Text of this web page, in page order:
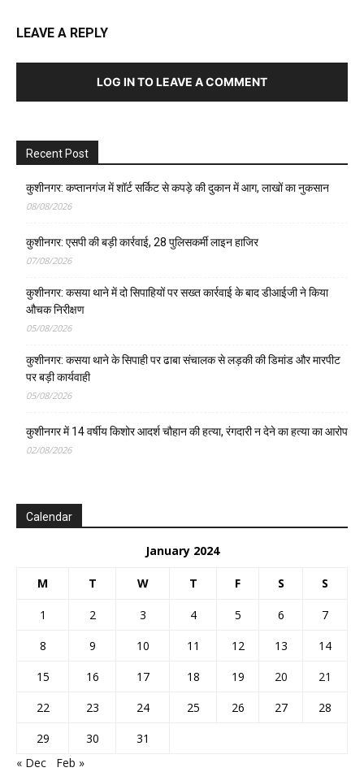
LEAVE A REPLY
LOG IN TO LEAVE A COMMENT
Recent Post
कुशीनगर: कप्तानगंज में शॉर्ट सर्किट से कपड़े की दुकान में आग, लाखों का नुकसान
08/08/2026
कुशीनगर: एसपी की बड़ी कार्रवाई, 28 पुलिसकर्मी लाइन हाजिर
07/08/2026
कुशीनगर: कसया थाने में दो सिपाहियों पर सख्त कार्रवाई के बाद डीआईजी ने किया
औचक निरीक्षण
05/08/2026
कुशीनगर: कसया थाने के सिपाही पर ढाबा संचालक से लड़की की डिमांड और मारपीट
पर बड़ी कार्यवाही
05/08/2026
कुशीनगर में 14 वर्षीय किशोर आदर्श चौहान की हत्या, रंगदारी न देने का हत्या का आरोप
02/08/2026
Calendar
January 2024
M T W T F S S
1 2 3 4 5 6
7
8
9 10 11 12 13
14
15
16 17 18 19 20
21
22
23 24 25 26 27
28
29
30
31
« Dec
Feb »